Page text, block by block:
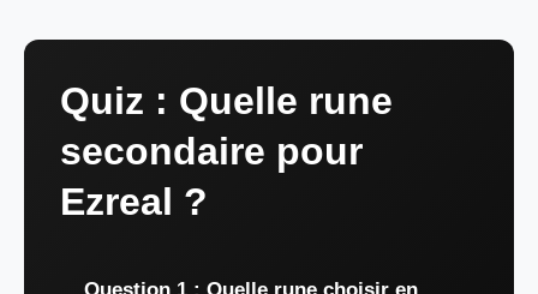
Quiz : Quelle rune
secondaire pour
Ezreal ?